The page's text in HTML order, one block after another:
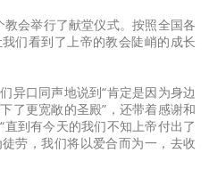
会举行了献堂仪式。按照全国各
们看到了上帝的教会陡峭的成长
异口同声地说到“肯定是因为身边
了更宽敞的圣殿”，还带着感谢和
到有今天的我们不知上帝付出了
劳，我们将以爱合而为一，去收